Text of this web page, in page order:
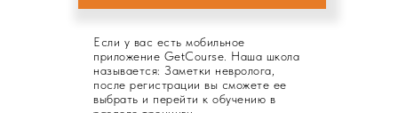
Если у вас есть мобильное
приложение GetСourse. Наша школа
называется: Заметки невролога,
после регистрации вы сможете ее
выбрать и перейти к обучению в